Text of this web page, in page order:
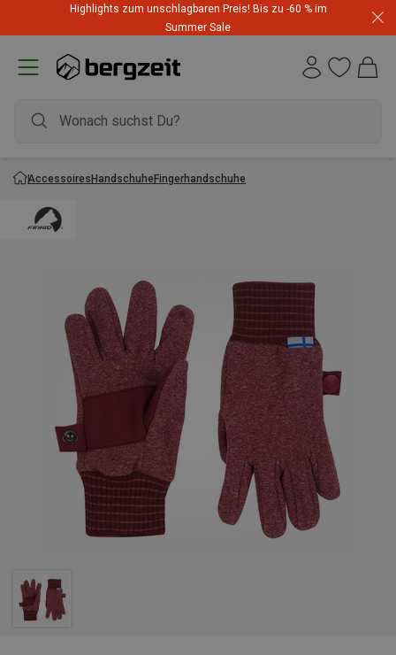
Highlights zum unschlagbaren Preis! Bis zu -60 % im
Summer Sale
AccessoiresHandschuheFingerhandschuhe